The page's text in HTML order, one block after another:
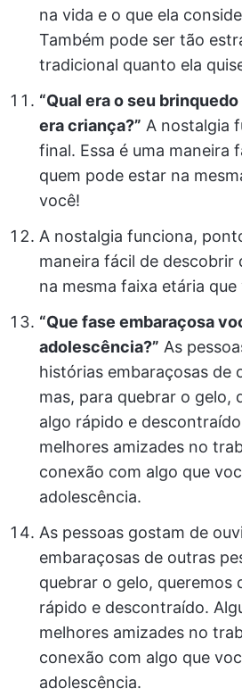
na vida e o que ela
Também pode ser tão
tradicional quanto ela
“Qual era o seu
era criança?” A nostalgia
final. Essa é uma maneira
quem pode estar na
você!
A nostalgia funciona,
maneira fácil de descobrir
na mesma faixa etária que
“Que fase embaraçosa
adolescência?” As
histórias embaraçosas de
mas, para quebrar o gelo,
algo rápido e
melhores amizades no
conexão com algo que
adolescência.
As pessoas gostam de
embaraçosas de outras
quebrar o gelo, queremos
rápido e descontraído.
melhores amizades no
conexão com algo que
adolescência.